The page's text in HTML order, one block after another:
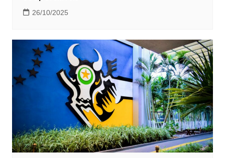
26/10/2025